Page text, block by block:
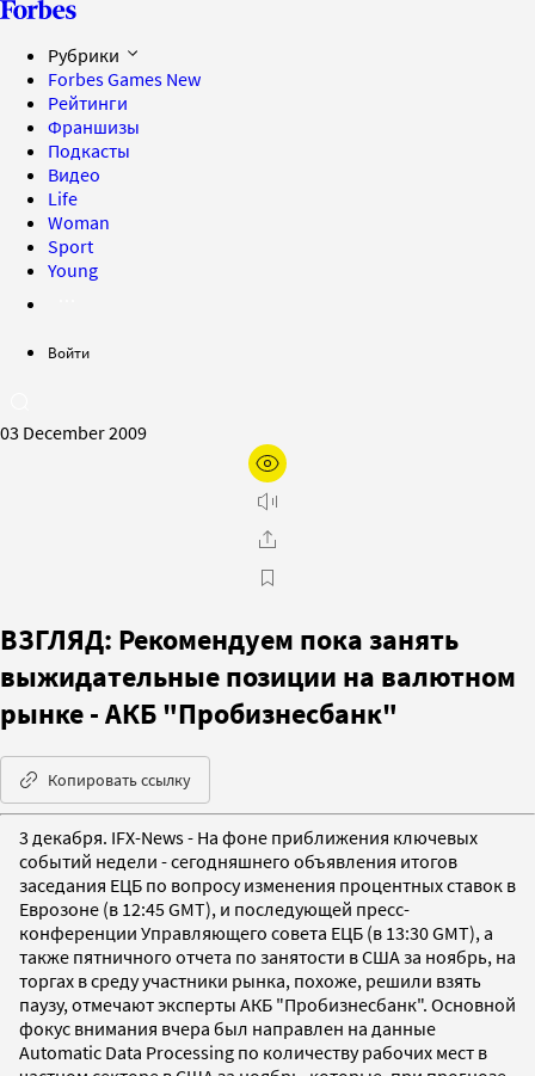
Рубрики
Forbes Games New
Рейтинги
Франшизы
Подкасты
Видео
Life
Woman
Sport
Young
Войти
03 December 2009
ВЗГЛЯД: Рекомендуем пока занять
выжидательные позиции на валютном
рынке - АКБ "Пробизнесбанк"
Копировать ссылку
3 декабря. IFX-News - На фоне приближения ключевых
событий недели - сегодняшнего объявления итогов
заседания ЕЦБ по вопросу изменения процентных ставок в
Еврозоне (в 12:45 GMT), и последующей пресс-
конференции Управляющего совета ЕЦБ (в 13:30 GMT), а
также пятничного отчета по занятости в США за ноябрь, на
торгах в среду участники рынка, похоже, решили взять
паузу, отмечают эксперты АКБ "Пробизнесбанк". Основной
фокус внимания вчера был направлен на данные
Automatic Data Processing по количеству рабочих мест в